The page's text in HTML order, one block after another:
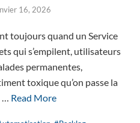
16, 2026
toujours quand un Service
qui s’empilent, utilisateurs
permanentes,
toxique qu’on passe la
… Read More